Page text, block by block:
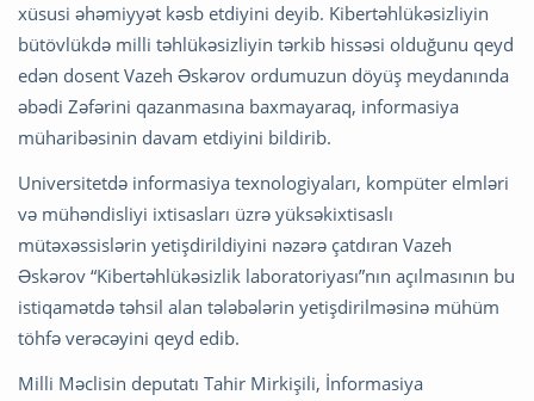
xüsusi əhəmiyyət kəsb etdiyini deyib. Kibertəhlükəsizliyin
bütövlükdə milli təhlükəsizliyin tərkib hissəsi olduğunu qeyd
edən dosent Vazeh Əskərov ordumuzun döyüş meydanında
əbədi Zəfərini qazanmasına baxmayaraq, informasiya
müharibəsinin davam etdiyini bildirib.
Universitetdə informasiya texnologiyaları, kompüter elmləri
və mühəndisliyi ixtisasları üzrə yüksəkixtisaslı
mütəxəssislərin yetişdirildiyini nəzərə çatdıran Vazeh
Əskərov “Kibertəhlükəsizlik laboratoriyası”nın açılmasının bu
istiqamətdə təhsil alan tələbələrin yetişdirilməsinə mühüm
töhfə verəcəyini qeyd edib.
Milli Məclisin deputatı Tahir Mirkişili, İnformasiya